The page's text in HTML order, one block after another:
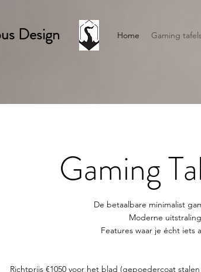
Design Home Gaming
Gaming
My name is Alexa Young
De betaalbare minimalist
Moderne
Features waar je écht iets
Richtprijs €1050 voor het blad (gepoedercoat stalen